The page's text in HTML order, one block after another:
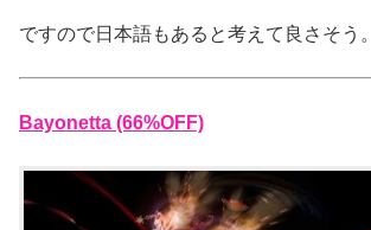
ですので日本語もあると考えて良さそう。
Bayonetta (66%OFF)